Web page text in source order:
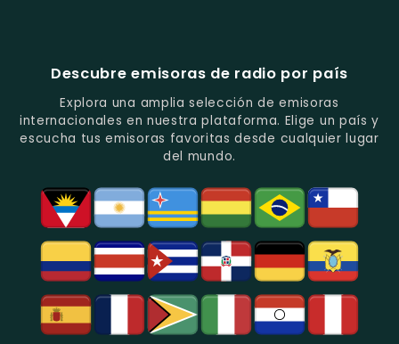
Música
Del
Recuerdo
En
Quito.
Estación
De
Los
Deportes
En
Guayaquil.
Populares
Y
Folclore
En
Azogues.
Descubre emisoras de radio por país
Explora una amplia selección de emisoras
internacionales en nuestra plataforma. Elige un país y
escucha tus emisoras favoritas desde cualquier lugar
del mundo.